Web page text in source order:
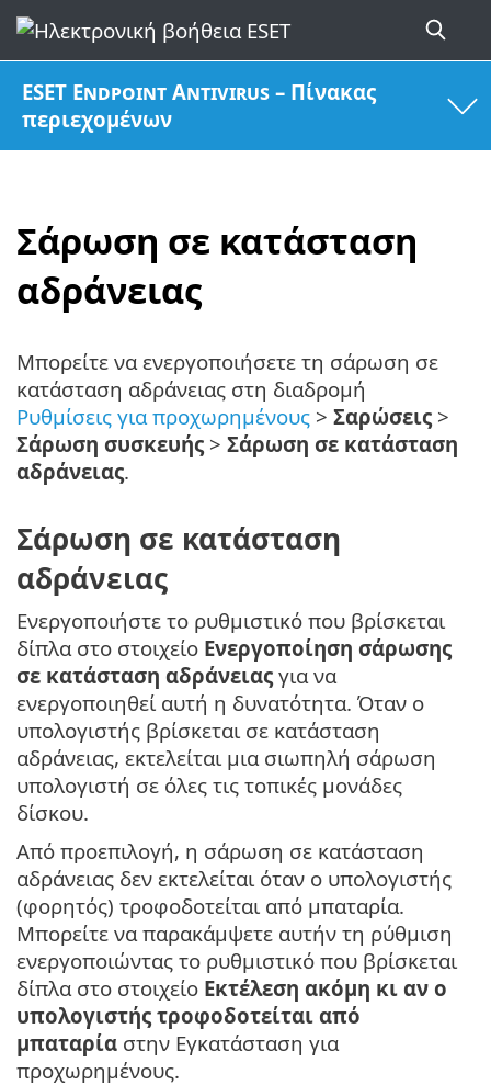
ESET Endpoint Antivirus – Πίνακας
περιεχομένων
Σάρωση σε κατάσταση
αδράνειας
Μπορείτε να ενεργοποιήσετε τη σάρωση σε
κατάσταση αδράνειας στη διαδρομή
Ρυθμίσεις για προχωρημένους > Σαρώσεις >
Σάρωση συσκευής > Σάρωση σε κατάσταση
αδράνειας.
Σάρωση σε κατάσταση
αδράνειας
Ενεργοποιήστε το ρυθμιστικό που βρίσκεται
δίπλα στο στοιχείο Ενεργοποίηση σάρωσης
σε κατάσταση αδράνειας για να
ενεργοποιηθεί αυτή η δυνατότητα. Όταν ο
υπολογιστής βρίσκεται σε κατάσταση
αδράνειας, εκτελείται μια σιωπηλή σάρωση
υπολογιστή σε όλες τις τοπικές μονάδες
δίσκου.
Από προεπιλογή, η σάρωση σε κατάσταση
αδράνειας δεν εκτελείται όταν ο υπολογιστής
(φορητός) τροφοδοτείται από μπαταρία.
Μπορείτε να παρακάμψετε αυτήν τη ρύθμιση
ενεργοποιώντας το ρυθμιστικό που βρίσκεται
δίπλα στο στοιχείο Εκτέλεση ακόμη κι αν ο
υπολογιστής τροφοδοτείται από
μπαταρία στην Εγκατάσταση για
προχωρημένους.